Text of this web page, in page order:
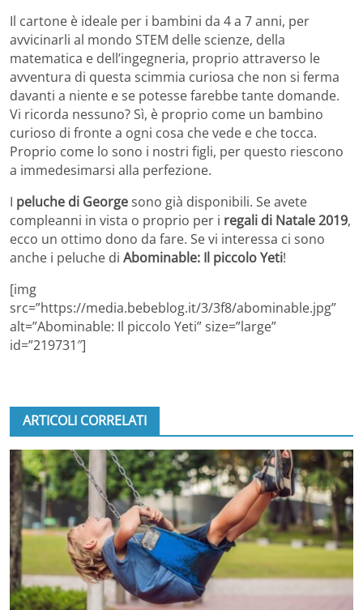
Il cartone è ideale per i bambini da 4 a 7 anni, per
avvicinarli al mondo STEM delle scienze, della
matematica e dell’ingegneria, proprio attraverso le
avventura di questa scimmia curiosa che non si ferma
davanti a niente e se potesse farebbe tante domande.
Vi ricorda nessuno? Sì, è proprio come un bambino
curioso di fronte a ogni cosa che vede e che tocca.
Proprio come lo sono i nostri figli, per questo riescono
a immedesimarsi alla perfezione.
I peluche di Georgesono già disponibili. Se avete
compleanni in vista o proprio per i regali di Natale 2019,
ecco un ottimo dono da fare. Se vi interessa ci sono
anche i peluche di Abominable: Il piccolo Yeti!
[img
src=”https://media.bebeblog.it/3/3f8/abominable.jpg”
alt=”Abominable: Il piccolo Yeti” size=”large”
id=”219731″]
ARTICOLI CORRELATI